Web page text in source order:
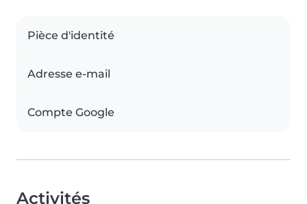
Pièce d'identité
Adresse e-mail
Compte Google
Activités